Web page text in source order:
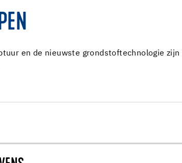
en de nieuwste grondstoftechnologie